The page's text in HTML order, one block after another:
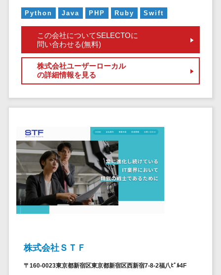
運送業務支援システム>
店舗業務支援システム>
配送ルート最適化>
医療・介護業界向け
介護ソフト>
オンライン診療システム>
オンコール代行サービス>
訪問看護ステーション向けサービ
ス>
診療予約システム>
歯科向け電子カルテ>
フィスツール
ビジネスチャ
ット
デジタルサイ
ネージソフト
社内SNS
Web会議シス
テム
プロジェクト
管理ツール
電子証明書サ
ー
Python Java PHP Ruby Swift
この会社についてSELECTOに
問い合わせる(無料)
株式会社ユーザーローカル
の詳細情報を見る
株式会社ＳＴＦ
〒160-0023東京都新宿区東京都新宿区西新宿7-8-2福八ﾋﾞﾙ4F